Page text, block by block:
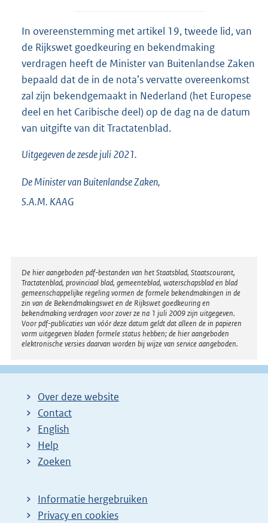
In overeenstemming met artikel 19, tweede lid, van
de Rijkswet goedkeuring en bekendmaking
verdragen heeft de Minister van Buitenlandse Zaken
bepaald dat de in de nota’s vervatte overeenkomst
zal zijn bekendgemaakt in Nederland (het Europese
deel en het Caribische deel) op de dag na de datum
van uitgifte van dit Tractatenblad.
Uitgegeven dezesdejuli 2021.
De Minister van Buitenlandse Zaken,
S.A.M. KAAG
Disclaimer
De hier aangeboden pdf-bestanden van het Staatsblad, Staatscourant,
Tractatenblad, provinciaal blad, gemeenteblad, waterschapsblad en blad
gemeenschappelijke regeling vormen de formele bekendmakingen in de
zin van de Bekendmakingswet en de Rijkswet goedkeuring en
bekendmaking verdragen voor zover ze na 1 juli 2009 zijn uitgegeven.
Voor pdf-publicaties van vóór deze datum geldt dat alleen de in papieren
vorm uitgegeven bladen formele status hebben; de hier aangeboden
elektronische versies daarvan worden bij wijze van service aangeboden.
Over deze website
Contact
English
Help
Zoeken
Informatie hergebruiken
Privacy en cookies